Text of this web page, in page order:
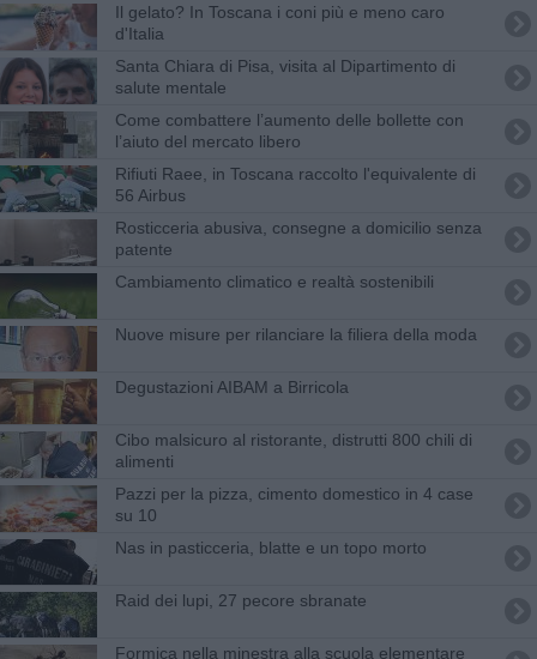
Il gelato? In Toscana i coni più e meno caro
d'Italia
Santa Chiara di Pisa, visita al Dipartimento di
salute mentale
Come combattere l’aumento delle bollette con
l’aiuto del mercato libero
Rifiuti Raee, in Toscana raccolto l'equivalente di
56 Airbus
Rosticceria abusiva, consegne a domicilio senza
patente
Cambiamento climatico e realtà sostenibili
Nuove misure per rilanciare la filiera della moda
​Degustazioni AIBAM a Birricola
Cibo malsicuro al ristorante, distrutti 800 chili di
alimenti
Pazzi per la pizza, cimento domestico in 4 case
su 10
Nas in pasticceria, blatte e un topo morto
Raid dei lupi, 27 pecore sbranate
Formica nella minestra alla scuola elementare